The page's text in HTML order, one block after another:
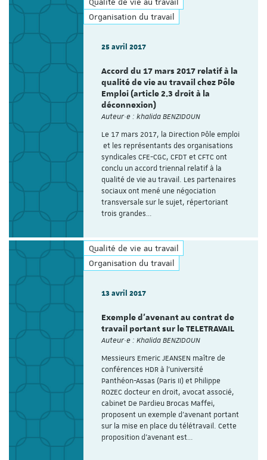
Organisation du travail
25 avril 2017
Accord du 17 mars 2017 relatif à la
qualité de vie au travail chez Pôle
Emploi (article 2.3 droit à la
déconnexion)
Auteur·e : khalida BENZIDOUN
Le 17 mars 2017, la Direction Pôle emploi
et les représentants des organisations
syndicales CFE-CGC, CFDT et CFTC ont
conclu un accord triennal relatif à la
qualité de vie au travail. Les partenaires
sociaux ont mené une négociation
transversale sur le sujet, répertoriant
trois grandes…
Qualité de vie au travail
Organisation du travail
13 avril 2017
Exemple d'avenant au contrat de
travail portant sur le TELETRAVAIL
Auteur·e : Khalida BENZIDOUN
Messieurs Emeric JEANSEN maître de
conférences HDR à l'université
Panthéon-Assas (Paris II) et Philippe
ROZEC docteur en droit, avocat associé,
cabinet De Pardieu Brocas Maffei,
proposent un exemple d'avenant portant
sur la mise en place du télétravail. Cette
proposition d’avenant est…